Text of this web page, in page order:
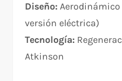
Diseño:
versión eléctrica)
Tecnología:
Atkinson